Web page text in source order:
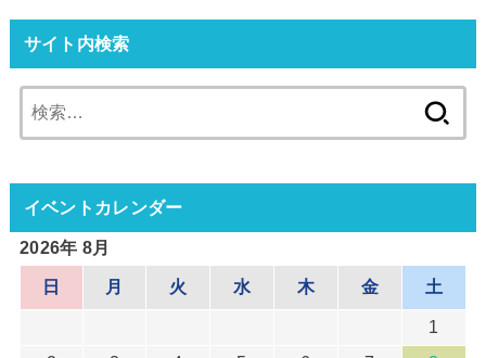
サイト内検索
索:
イベントカレンダー
2026年 8月
日 月 火 水 木 金 土
1